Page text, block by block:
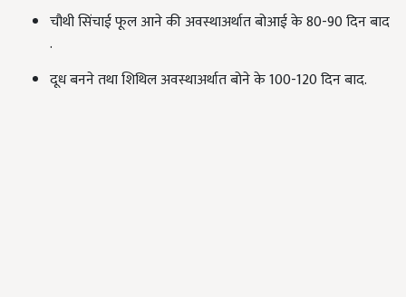
चौथी सिंचाई फूल आने की अवस्थाअर्थात बोआई के 80-90 दिन बाद
.
दूध बनने तथा शिथिल अवस्थाअर्थात बोने के 100-120 दिन बाद.